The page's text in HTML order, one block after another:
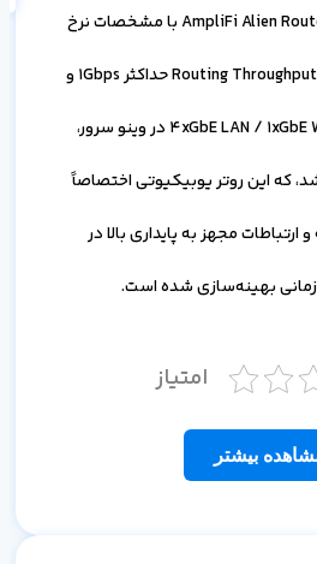
قیمت روتر یوبیکیوتی AmpliFi Alien Router با مشخصات نرخ
هدایت بسته بالا، ظرفیت Routing Throughput حداکثر 1Gbps و
که این روتر یوبیکیوتی اختصاصاً
مجهز به پایداری بالا در
بهینه‌سازی شده است.
امتیاز
بیشتر